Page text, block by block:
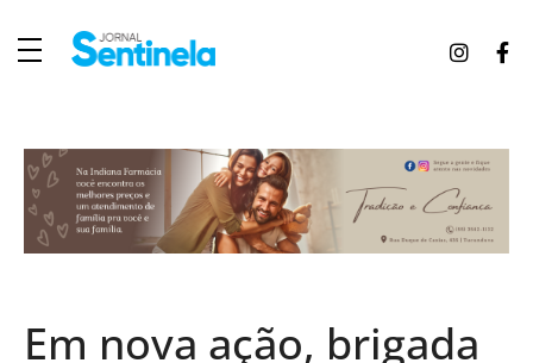
Em nova ação, brigada